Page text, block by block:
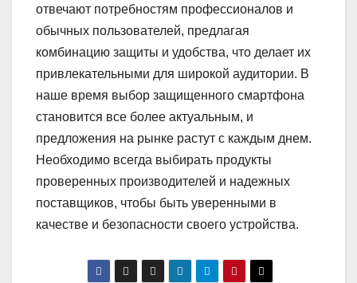
отвечают потребностям профессионалов и
обычных пользователей, предлагая
комбинацию защиты и удобства, что делает их
привлекательными для широкой аудитории. В
наше время выбор защищенного смартфона
становится все более актуальным, и
предложения на рынке растут с каждым днем.
Необходимо всегда выбирать продукты
проверенных производителей и надежных
поставщиков, чтобы быть уверенными в
качестве и безопасности своего устройства.